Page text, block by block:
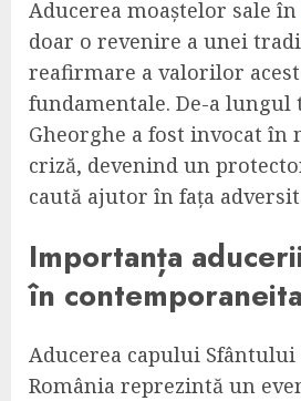
Aducerea moaștelor sale în
doar o revenire a unei
reafirmare a valorilor
fundamentale. De-a
Gheorghe a fost invocat în
criză, devenind un
caută ajutor în fața
Importanța
în
Aducerea capului
România reprezintă un